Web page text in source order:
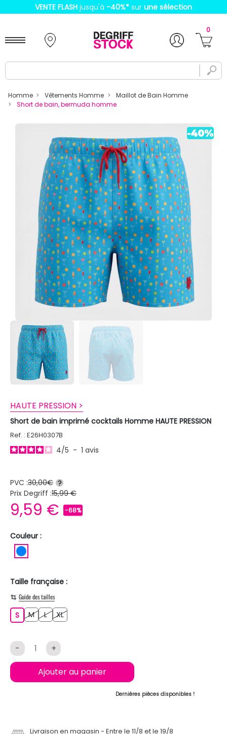
VENTE FLASH jusqu'à -40%* sur une sélection
0
Homme Vêtements Homme
Maillot de Bain Homme
Short de bain, bermuda homme
HAUTE PRESSION >
Short de bain imprimé cocktails Homme HAUTE PRESSION
Ref. : E26H0307B
4/5 - 1 avis
PVC :30,00€ ?
Prix Degriff :15,99 €
9,59 € -68%
Couleur :
Taille française :
Guide des tailles
SS MM LL XLXL
- +
Ajouter au panier
Dernières pièces disponibles !
Livraison en magasin
Entre le 11/8 et le 19/8